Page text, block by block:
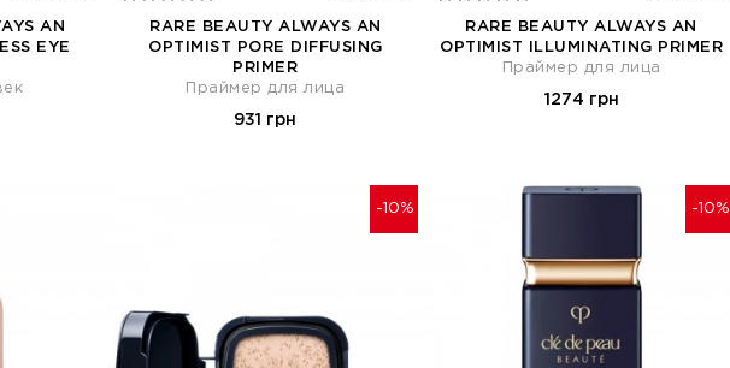
AN
EYE
RARE BEAUTY ALWAYS AN
OPTIMIST PORE DIFFUSING
PRIMER
Праймер для лица
931 грн
RARE BEAUTY ALWAYS AN
OPTIMIST ILLUMINATING PRIMER
Праймер для лица
1274 грн
-10% -10%